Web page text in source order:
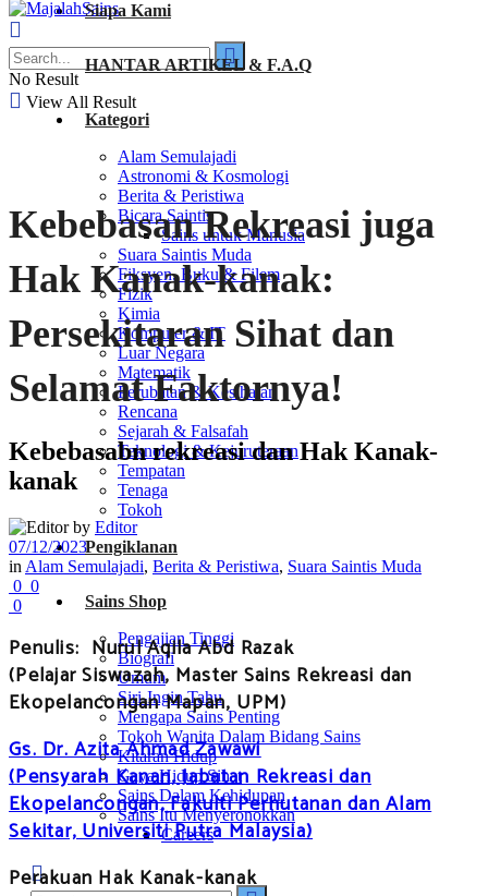
Siapa Kami
HANTAR ARTIKEL & F.A.Q
Kategori
Alam Semulajadi
Astronomi & Kosmologi
Berita & Peristiwa
Bicara Saintis
Sains untuk Manusia
Suara Saintis Muda
Fiksyen, Buku & Filem
Fizik
Kimia
Komputer & IT
Luar Negara
Matematik
Perubatan & Kesihatan
Rencana
Sejarah & Falsafah
Teknologi & Kejuruteraan
Tempatan
Tenaga
Tokoh
Pengiklanan
Sains Shop
Pengajian Tinggi
Biografi
Umum
Siri-Ingin Tahu
Mengapa Sains Penting
Tokoh Wanita Dalam Bidang Sains
Kitaran Hidup
Gaya Hidup Sihat
Sains Dalam Kehidupan
Sains Itu Menyeronokkan
Careers
No Result
View All Result
Kebebasan Rekreasi juga
Hak Kanak-kanak:
Persekitaran Sihat dan
Selamat Faktornya!
Kebebasabn rekreasi dan Hak Kanak-
kanak
by Editor
07/12/2023
in Alam Semulajadi, Berita & Peristiwa, Suara Saintis Muda
0 0
0
Penulis: Nurul Aqila Abd Razak
(Pelajar Siswazah, Master Sains Rekreasi dan
Ekopelancongan Mapan, UPM)
Gs. Dr. Azita Ahmad Zawawi
(Pensyarah Kanan, Jabatan Rekreasi dan
Ekopelancongan, Fakulti Perhutanan dan Alam
Sekitar, Universiti Putra Malaysia)
Perakuan Hak Kanak-kanak